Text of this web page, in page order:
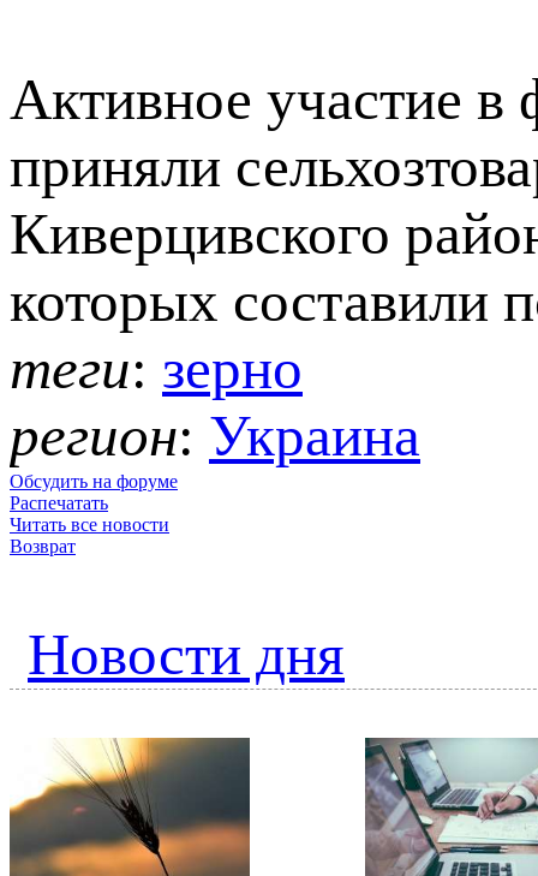
Активное участие
приняли
Киверцивского
которых составили
теги: зерно
регион: Украина
Обсудить на форуме
Распечатать
Читать все новости
Возврат
Новости дня